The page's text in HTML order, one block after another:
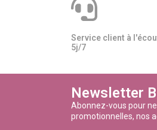
Service client à
5j/7
Newsletter
Abonnez-vous pour
promotionnelles, nos